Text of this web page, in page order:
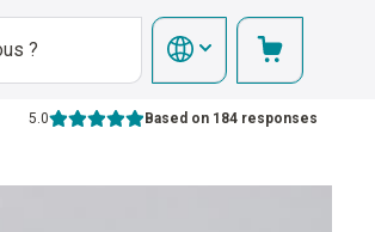
5.0 Based on 184 responses